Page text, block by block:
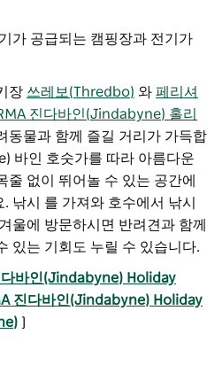
가 공급되는 캠핑장과 전기가
장 쓰레보(Thredbo) 와 페리셔
진다바인(Jindabyne) 홀리
동물과 함께 즐길 거리가 가득합
바인 호숫가를 따라 아름다운
줄 없이 뛰어놀 수 있는 공간에
낚시 를 가져와 호수에서 낚시
울에 방문하시면 반려견과 함께
있는 기회도 누릴 수 있습니다.
다바인(Jindabyne) Holiday
진다바인(Jindabyne) Holiday
]